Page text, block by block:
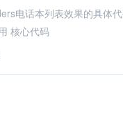
表效果的具体代码，供大家参
式一样,可以在布局文件中直接进行使用 核心代码